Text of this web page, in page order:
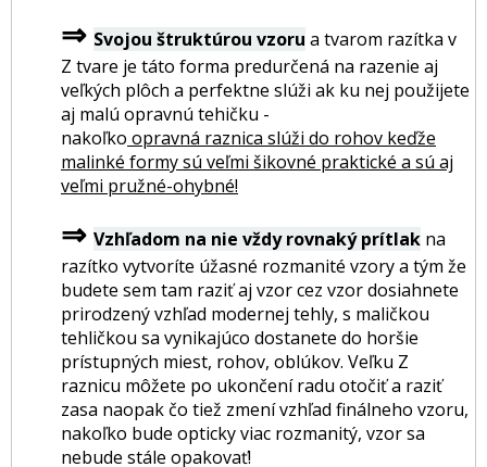
⇒ Svojou štruktúrou vzoru a tvarom razítka v
Z tvare je táto forma predurčená na razenie aj
veľkých plôch a perfektne slúži ak ku nej použijete
aj malú opravnú tehičku -
nakoľko opravná raznica slúži do rohov keďže
malinké formy sú veľmi šikovné praktické a sú aj
veľmi pružné-ohybné!
⇒ Vzhľadom na nie vždy rovnaký prítlak na
razítko vytvoríte úžasné rozmanité vzory a tým že
budete sem tam raziť aj vzor cez vzor dosiahnete
prirodzený vzhľad modernej tehly, s maličkou
tehličkou sa vynikajúco dostanete do horšie
prístupných miest, rohov, oblúkov. Veľku Z
raznicu môžete po ukončení radu otočiť a raziť
zasa naopak čo tiež zmení vzhľad finálneho vzoru,
nakoľko bude opticky viac rozmanitý, vzor sa
nebude stále opakovať!